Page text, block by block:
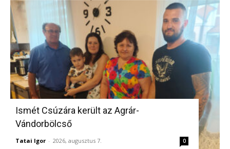
Ismét Csúzára került az Agrár-
Vándorbölcső
Tatai Igor - 2026, augusztus 7. 0